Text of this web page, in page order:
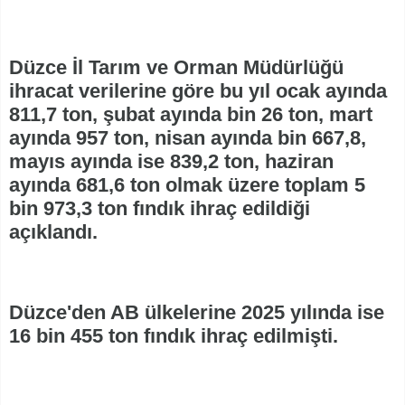
Düzce İl Tarım ve Orman Müdürlüğü
ihracat verilerine göre bu yıl ocak ayında
811,7 ton, şubat ayında bin 26 ton, mart
ayında 957 ton, nisan ayında bin 667,8,
mayıs ayında ise 839,2 ton, haziran
ayında 681,6 ton olmak üzere toplam 5
bin 973,3 ton fındık ihraç edildiği
açıklandı.
Düzce'den AB ülkelerine 2025 yılında ise
16 bin 455 ton fındık ihraç edilmişti.